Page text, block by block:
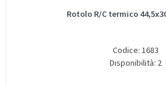
Rotolo R/C termico
Codice: 1683
Disponibilità: 2